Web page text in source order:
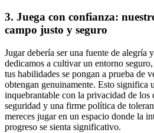
3. Juega con confianza:
campo justo y seguro
Jugar debería ser una fuente de alegría
dedicamos a cultivar un entorno
tus habilidades se pongan a prueba de
obtengan genuinamente. Esto significa
inquebrantable con la privacidad de los
seguridad y una firme política de
mereces jugar en un espacio donde la
progreso se sienta significativo.